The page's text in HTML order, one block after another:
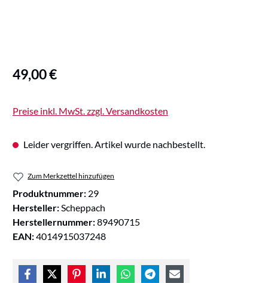
Regulärer Preis:
49,00 €
Preise inkl. MwSt. zzgl. Versandkosten
Leider vergriffen. Artikel wurde nachbestellt.
Zum Merkzettel hinzufügen
Produktnummer: 29
Hersteller: Scheppach
Herstellernummer:89490715
EAN:4014915037248